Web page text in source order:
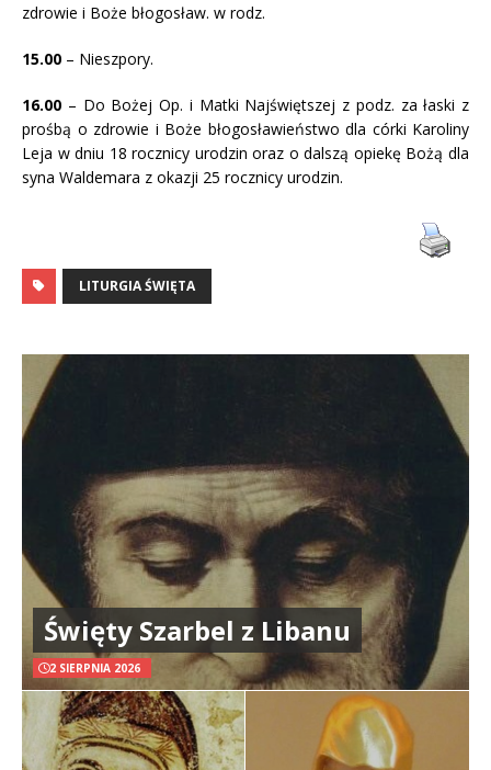
zdrowie i Boże błogosław. w rodz.
15.00 – Nieszpory.
16.00 – Do Bożej Op. i Matki Najświętszej z podz. za łaski z
prośbą o zdrowie i Boże błogosławieństwo dla córki Karoliny
Leja w dniu 18 rocznicy urodzin oraz o dalszą opiekę Bożą dla
syna Waldemara z okazji 25 rocznicy urodzin.
LITURGIA ŚWIĘTA
Święty Szarbel z Libanu
2 SIERPNIA 2026